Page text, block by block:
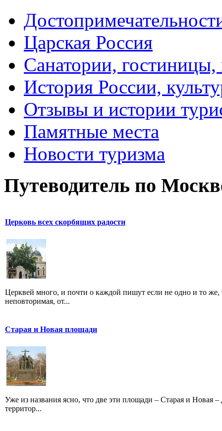
Царская Россия
Санатории, гостиницы,
История России,
Отзывы и истории
Памятные места
Новости туризма
Путеводитель по
Церковь всех скорбящих радости
Церквей много, и почти о каждой пишут если не одно и то
неповторимая, от...
Старая и Новая площади
Уже из названия ясно, что две эти площади – Старая и Новая
территор...